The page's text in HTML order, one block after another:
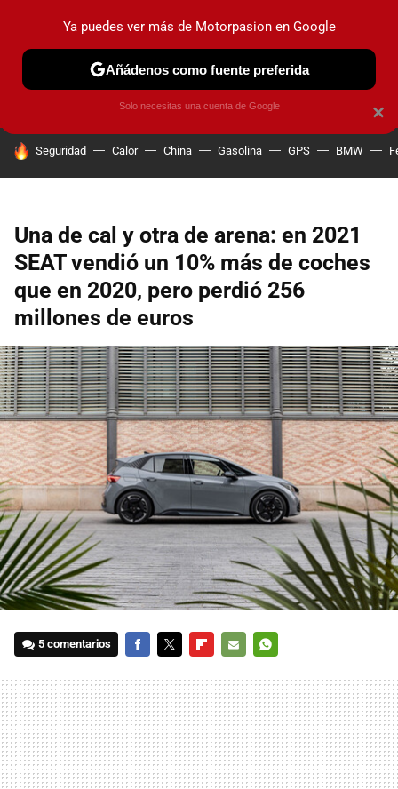
PRUEBAS COCHES ELÉCTRICOS OBSERVATORIO
HOY SE HABLA DE
Seguridad Calor China Gasolina GPS BMW
Una de cal y otra de arena: en 2021
SEAT vendió un 10% más de coches
que en 2020, pero perdió 256
millones de euros
5 comentarios
MAIL
×
Ya puedes ver más de Motorpasion en Google
Añádenos como fuente preferida
Solo necesitas una cuenta de Google